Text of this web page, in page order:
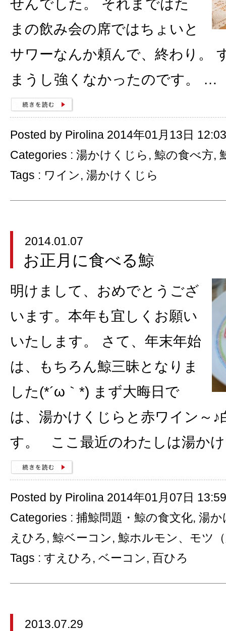
せんでした。 それまではた
まの飲み会の席ではちょいと
サワーなんか頼んで、終わり。
まうし強くなかったのです。 …
Posted by Pirolina 2014年01月13日 12:03
Categories : 湯かけくじら , 鯨の食べ方,
Tags : ワイン, 湯かけくじら
2014.01.07
お正月に食べる鯨
明けまして、おめでとうござ
います。本年も宜しくお願い
いたします。 さて、年末年始
は、もちろん鯨三昧となりま
した(*´ω｀*) まず大晦日で
は、湯かけくじらと赤ワイン～
す。 ここ最近のわたしは湯か
Posted by Pirolina 2014年01月07日 13:59
Categories : 捕鯨問題・鯨の食文化, 湯か
えひろ , 鯨ベーコン, 鯨ホルモン、モツ
Tags : すえひろ , ベーコン, 百ひろ
2013.07.29